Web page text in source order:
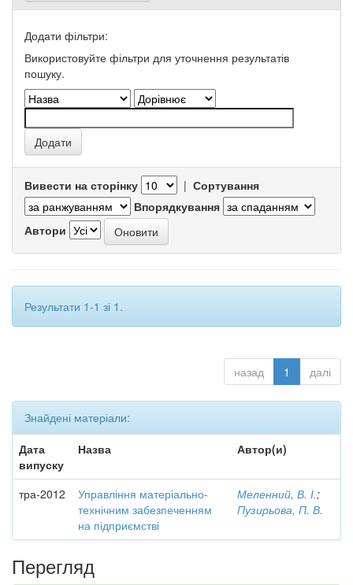
Додати фільтри:
Використовуйте фільтри для уточнення результатів
пошуку.
Вивести на сторінку | Сортування
Впорядкування
Автори
Результати 1-1 зі 1.
назад 1 далі
Знайдені матеріали:
Дата
випуску
Назва Автор(и)
тра-2012
Управління матеріально-
технічним забезпеченням
на підприємстві
Меленний, В. І.;
Пузирьова, П. В.
Перегляд